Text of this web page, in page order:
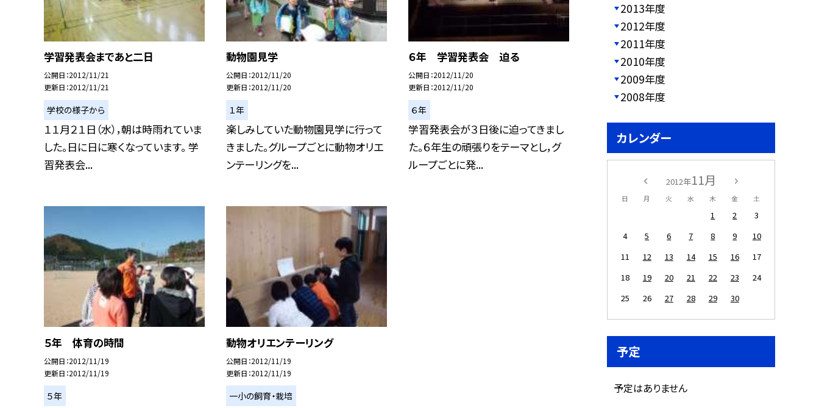
学習発表会まであと二日
公開日 2012/11/21
更新日 2012/11/21
学校の様子から
１１月２１日（水），朝は時雨れていま
した。日に日に寒くなっています。 学
習発表会...
動物園見学
公開日 2012/11/20
更新日 2012/11/20
１年
楽しみしていた動物園見学に行って
きました。グループごとに動物オリエ
ンテーリングを...
６年 学習発表会 迫る
公開日 2012/11/20
更新日 2012/11/20
６年
学習発表会が３日後に迫ってきまし
た。６年生の頑張りをテーマとし，グ
ループごとに発...
５年 体育の時間
公開日 2012/11/19
更新日 2012/11/19
５年
動物オリエンテーリング
公開日 2012/11/19
更新日 2012/11/19
一小の飼育・栽培
2013年度
2012年度
2011年度
2010年度
2009年度
2008年度
カレンダー
2012年11月
日 月 火 水 木 金 土
1 2
3
4
5 6 7 8 9
10
11
12 13 14 15 16
17
18
19 20 21 22 23
24
25
26 27 28 29 30
予定
予定はありません